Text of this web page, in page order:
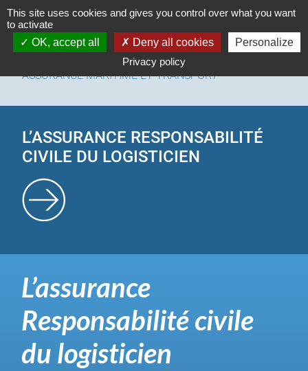
ASSURANCE MARITIME ET TRANSPORT
L’ASSURANCE RESPONSABILITÉ
CIVILE DU LOGISTICIEN
L’assurance
Responsabilité civile
du logisticien
Cookies management panel
This site uses cookies and gives you control over what you want
to activate
OK, accept all
Deny all cookies
Personalize
Privacy policy